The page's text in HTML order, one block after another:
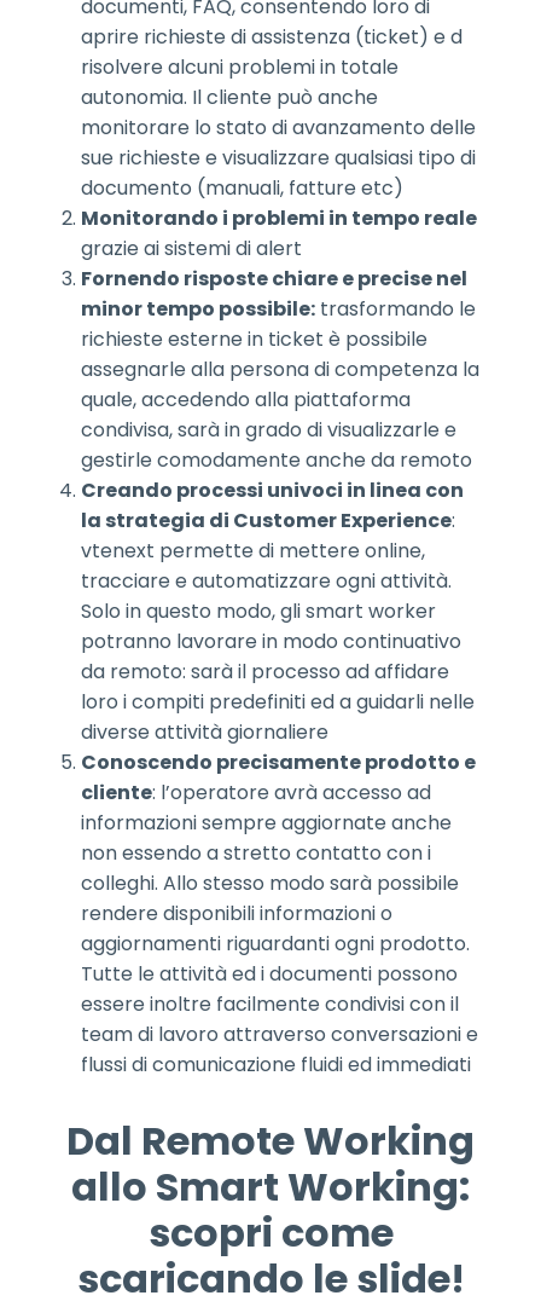
documenti, FAQ, consentendo loro di
aprire richieste di assistenza (ticket) e d
risolvere alcuni problemi in totale
autonomia. Il cliente può anche
monitorare lo stato di avanzamento delle
sue richieste e visualizzare qualsiasi tipo di
documento (manuali, fatture etc)
Monitorando i problemi in tempo reale
grazie ai sistemi di alert
Fornendo risposte chiare e precise nel
minor tempo possibile: trasformando le
richieste esterne in ticket è possibile
assegnarle alla persona di competenza la
quale, accedendo alla piattaforma
condivisa, sarà in grado di visualizzarle e
gestirle comodamente anche da remoto
Creando processi univoci in linea con
la strategia di Customer Experience:
vtenext permette di mettere online,
tracciare e automatizzare ogni attività.
Solo in questo modo, gli smart worker
potranno lavorare in modo continuativo
da remoto: sarà il processo ad affidare
loro i compiti predefiniti ed a guidarli nelle
diverse attività giornaliere
Conoscendo precisamente prodotto e
cliente: l’operatore avrà accesso ad
informazioni sempre aggiornate anche
non essendo a stretto contatto con i
colleghi. Allo stesso modo sarà possibile
rendere disponibili informazioni o
aggiornamenti riguardanti ogni prodotto.
Tutte le attività ed i documenti possono
essere inoltre facilmente condivisi con il
team di lavoro attraverso conversazioni e
flussi di comunicazione fluidi ed immediati
Dal Remote Working
allo Smart Working:
scopri come
scaricando le slide!